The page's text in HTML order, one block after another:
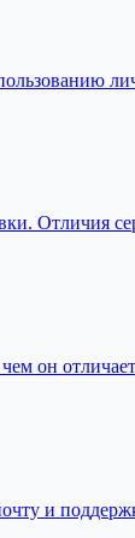
Отличия
чем он
и